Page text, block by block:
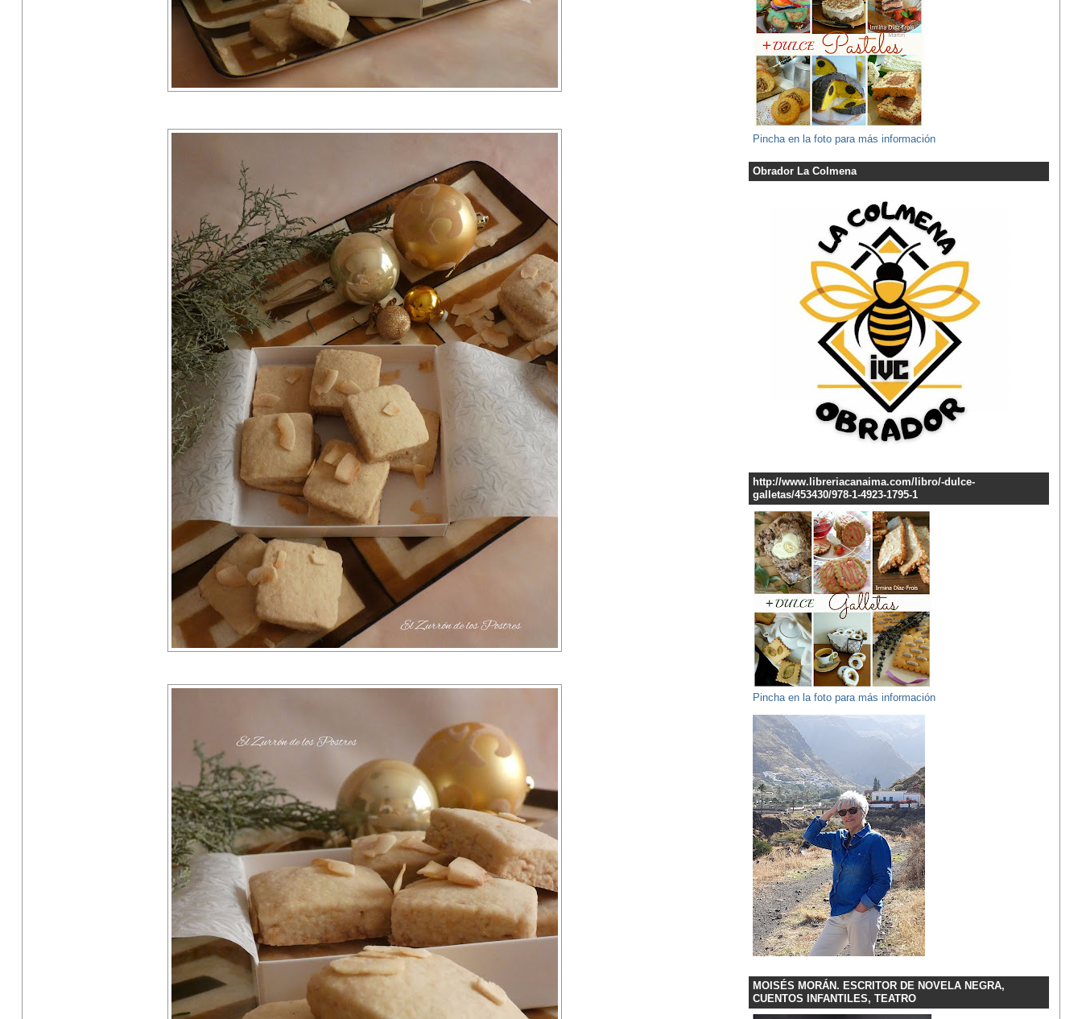
Pincha en la foto para más información
Obrador La Colmena
http://www.libreriacanaima.com/libro/-dulce-
galletas/453430/978-1-4923-1795-1
Pincha en la foto para más información
MOISÉS MORÁN. ESCRITOR DE NOVELA NEGRA,
CUENTOS INFANTILES, TEATRO